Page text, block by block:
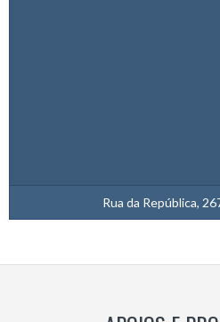
Rua da República,